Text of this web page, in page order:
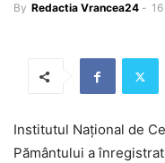
By Redactia Vrancea24 -
Institutul Național de
Pământului a